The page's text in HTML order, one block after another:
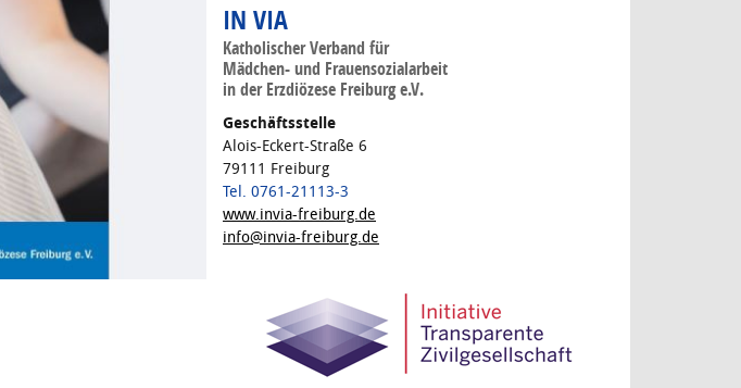
IN VIA
Katholischer Verband für
Mädchen- und Frauensozialarbeit
in der Erzdiözese Freiburg e.V.
Geschäftsstelle
Alois-Eckert-Straße 6
79111 Freiburg
Tel. 0761-21113-3
www.invia-freiburg.de
info@invia-freiburg.de